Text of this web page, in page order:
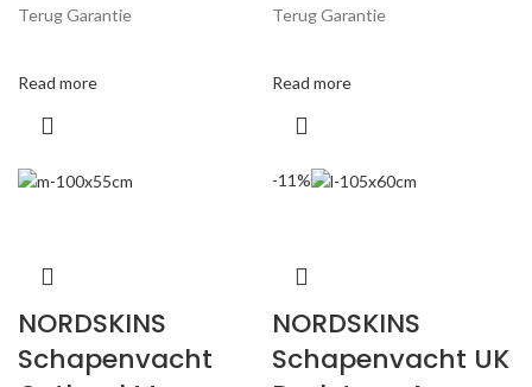
Terug Garantie
Read more
Terug Garantie
Read more
NORDSKINS
Schapenvacht
-11%
NORDSKINS
Schapenvacht UK